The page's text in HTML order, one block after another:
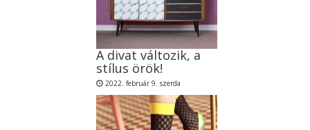
A divat változik, a
stílus örök!
2022. február 9. szerda